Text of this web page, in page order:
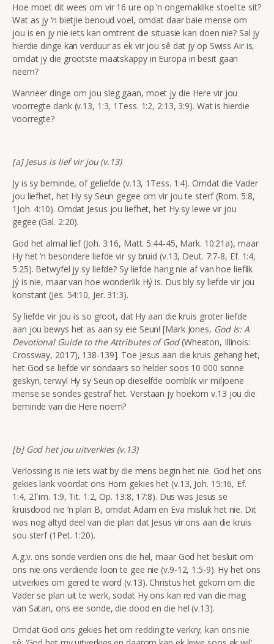
Hoe moet dit wees om vir 16 ure op ‘n ongemaklike stoel te sit?
Wat as jy ‘n bietjie benoud voel, omdat daar baie mense om
jou is en jy nie iets kan omtrent die situasie kan doen nie? Sal jy
hierdie dinge kan verduur as ek vir jou sê dat jy op Swiss Air is,
omdat jy die grootste maatskappy in Europa in besit gaan
neem?
Wanneer dinge om jou sleg gaan, moet jy die Here vir jou
voorregte dank (v.13, 1:3, 1Tess. 1:2, 2:13, 3:9). Wat is hierdie
voorregte?
[a] Jesus is lief vir jou (v.13)
Jy is sy beminde, of geliefde (v.13, 1Tess. 1:4). Omdat die Vader
jou liefhet, het Hy sy Seun gegee om vir jou te sterf (Rom. 5:8,
1Joh. 4:10). Omdat Jesus jou liefhet, het Hy sy lewe vir jou
gegee (Gal. 2:20).
God het almal lief (Joh. 3:16, Matt. 5:44-45, Mark. 10:21a), maar
Hy het ‘n besondere liefde vir sy bruid (v.13, Deut. 7:7-8, Ef. 1:4,
5:25). Betwyfel jy sy liefde? Sy liefde hang nie af van hoe lieflik
jý is nie, maar van hoe wonderlik Hý is. Dus bly sy liefde vir jou
konstant (Jes. 54:10, Jer. 31:3).
Sy liefde vir jou is so groot, dat Hy aan die kruis groter liefde
aan jou bewys het as aan sy eie Seun! [Mark Jones, God Is: A
Devotional Guide to the Attributes of God(Wheaton, Illinois:
Crossway, 2017), 138-139]. Toe Jesus aan die kruis gehang het,
het God se liefde vir sondaars so helder soos 10 000 sonne
geskyn, terwyl Hy sy Seun op dieselfde oomblik vir miljoene
mense se sondes gestraf het. Verstaan jy hoekom v.13 jou die
beminde van die Here noem?
[b] God het jou uitverkies (v.13)
Verlossing is nie iets wat by die mens begin het nie. God het ons
gekies lank voordat ons Hom gekies het (v.13, Joh. 15:16, Ef.
1:4, 2Tim. 1:9, Tit. 1:2, Op. 13:8, 17:8). Dus was Jesus se
kruisdood nie ‘n plan B, omdat Adam en Eva misluk het nie. Dit
was nog altyd deel van die plan dat Jesus vir ons aan die kruis
sou sterf (1Pet. 1:20).
A.g.v. ons sonde verdien ons die hel, maar God het besluit om
ons nie ons verdiende loon te gee nie (v.9-12, 1:5-9). Hy het ons
uitverkies om gered te word (v.13). Christus het gekom om die
Vader se plan uit te werk, sodat Hy ons kan red van die mag
van Satan, ons eie sonde, die dood en die hel (v.13).
Omdat God ons gekies het om redding te verkry, kan ons nie